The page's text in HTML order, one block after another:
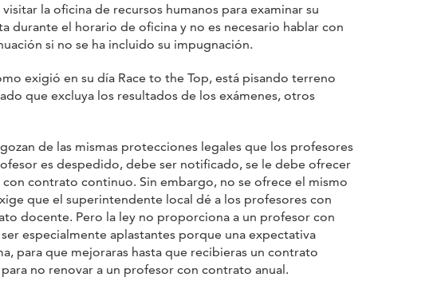
la oficina de recursos humanos para examinar su
durante el horario de oficina y no es necesario hablar con
si no se ha incluido su impugnación.
exigió en su día Race to the Top, está pisando terreno
que excluya los resultados de los exámenes, otros
de las mismas protecciones legales que los profesores
es despedido, debe ser notificado, se le debe ofrecer
contrato continuo. Sin embargo, no se ofrece el mismo
que el superintendente local dé a los profesores con
docente. Pero la ley no proporciona a un profesor con
especialmente aplastantes porque una expectativa
para que mejoraras hasta que recibieras un contrato
no renovar a un profesor con contrato anual.